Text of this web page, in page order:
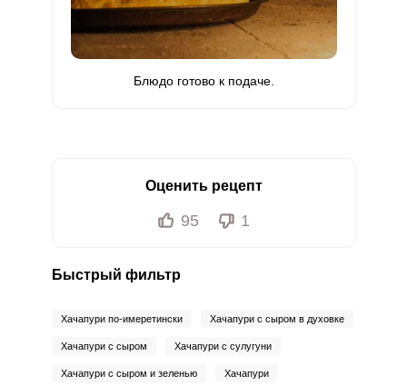
Блюдо готово к подаче.
Оценить рецепт
95 1
Быстрый фильтр
Хачапури по-имеретински Хачапури с сыром в духовке
Хачапури с сыром Хачапури с сулугуни
Хачапури с сыром и зеленью Хачапури